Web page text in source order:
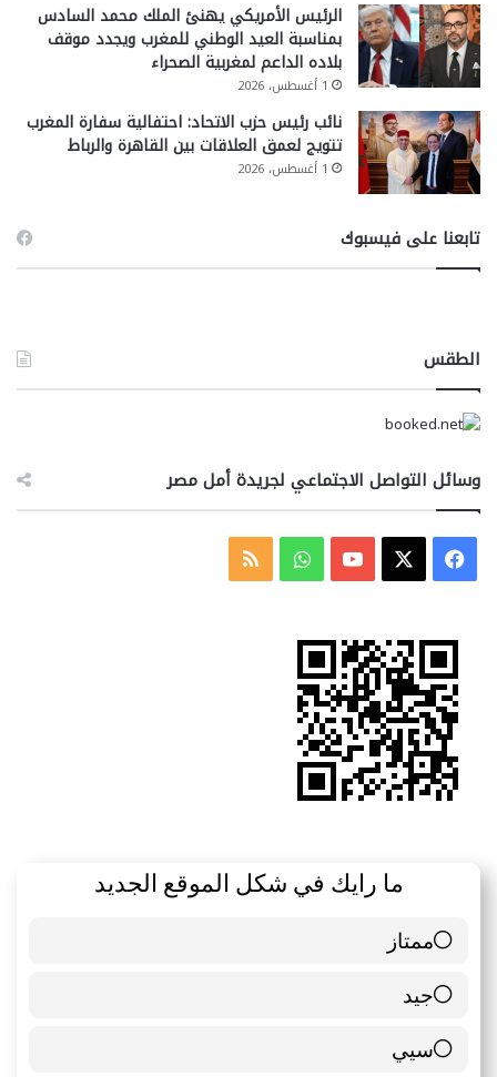
الرئيس الأمريكي يهنئ الملك محمد السادس
بمناسبة العيد الوطني للمغرب ويجدد موقف
بلاده الداعم لمغربية الصحراء
1 أغسطس، 2026
نائب رئيس حزب الاتحاد: احتفالية سفارة المغرب
تتويج لعمق العلاقات بين القاهرة والرباط
1 أغسطس، 2026
تابعنا على فيسبوك
الطقس
وسائل التواصل الاجتماعي لجريدة أمل مصر
فيسبوك ‫YouTubeواتسابملخص
ما رايك في شكل الموقع الجديد
ممتاز
6 ( 85.71 % )
جيد
0 ( 0 % )
سيي
1 ( 14.29 % )